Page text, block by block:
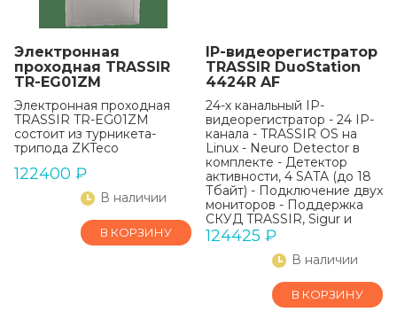
Электронная
проходная TRASSIR
TR-EG01ZM
Электронная проходная
TRASSIR TR-EG01ZM
состоит из турникета-
трипода ZKTeco
122400 ₽
В наличии
В КОРЗИНУ
IP-видеорегистратор
TRASSIR DuoStation
4424R AF
24-х канальный IP-
видеорегистратор - 24 IP-
канала - TRASSIR OS на
Linux - Neuro Detector в
комплекте - Детектор
активности, 4 SATA (до 18
Тбайт) - Подключение двух
мониторов - Поддержка
СКУД TRASSIR, Sigur и
«Орион»
124425 ₽
В наличии
В КОРЗИНУ